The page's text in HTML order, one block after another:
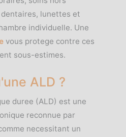
lunettes et
individuelle. Une
vous protege contre ces
sous-estimes.
ALD ?
duree (ALD) est une
reconnue par
necessitant un